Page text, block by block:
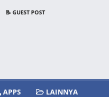
📝 GUEST POST
APPS LAINNYA